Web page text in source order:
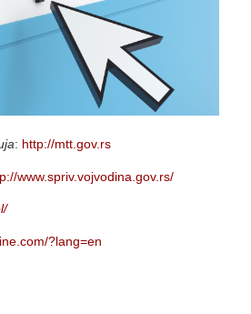
: http://mtt.gov.rs
www.spriv.vojvodina.gov.rs/
?lang=en